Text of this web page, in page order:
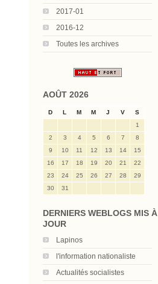
2017-01
2016-12
Toutes les archives
AOÛT 2026
D L M M J V
S
1
2
3 4 5 6 7
8
9
10 11 12 13 14
15
16
17 18 19 20 21
22
23
24 25 26 27 28
29
30
31
DERNIERS WEBLOGS MIS À
JOUR
Lapinos
l'information nationaliste
Actualités socialistes